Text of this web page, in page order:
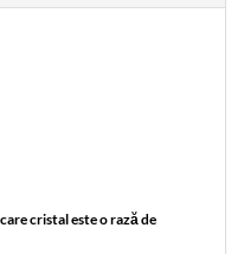
cristal este o rază de